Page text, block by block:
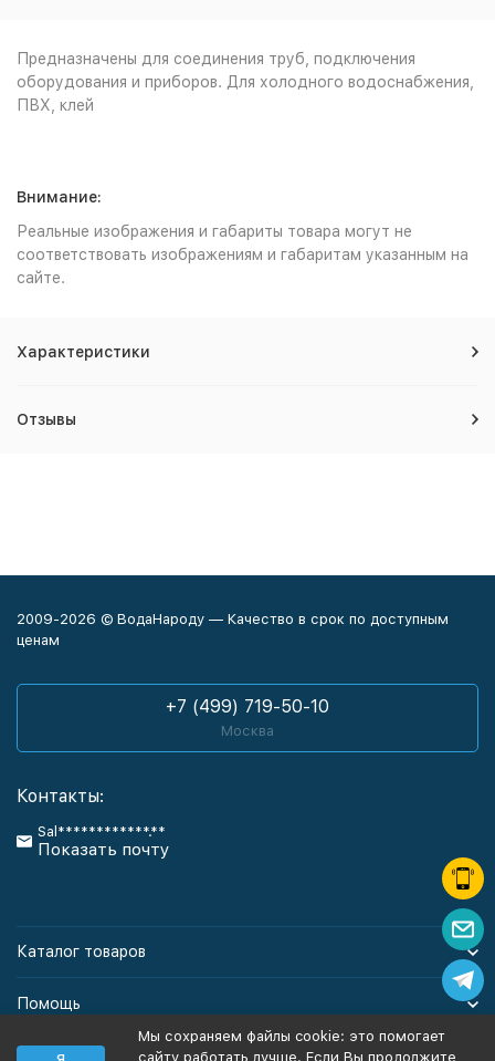
Предназначены для соединения труб, подключения
оборудования и приборов. Для холодного водоснабжения,
ПВХ, клей
Внимание:
Реальные изображения и габариты товара могут не
соответствовать изображениям и габаритам указанным на
сайте.
Характеристики
Отзывы
2009-2026 © ВодаНароду — Качество в срок по доступным
ценам
+7 (499) 719-50-10
Москва
Контакты:
Sal************.**
Показать почту
Каталог товаров
Помощь
Информация
Мы сохраняем файлы cookie: это помогает
сайту работать лучше. Если Вы продолжите